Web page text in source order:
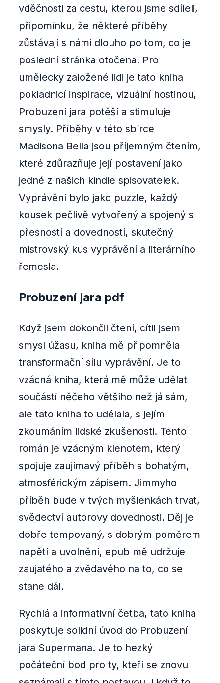
vděčnosti za cestu, kterou jsme sdíleli,
připomínku, že některé příběhy
zůstávají s námi dlouho po tom, co je
poslední stránka otočena. Pro
umělecky založené lidi je tato kniha
pokladnicí inspirace, vizuální hostinou,
Probuzení jara potěší a stimuluje
smysly. Příběhy v této sbírce
Madisona Bella jsou příjemným čtením,
které zdůrazňuje její postavení jako
jedné z našich kindle spisovatelek.
Vyprávění bylo jako puzzle, každý
kousek pečlivě vytvořený a spojený s
přesností a dovedností, skutečný
mistrovský kus vyprávění a literárního
řemesla.
Probuzení jara pdf
Když jsem dokončil čtení, cítil jsem
smysl úžasu, kniha mě připomněla
transformační sílu vyprávění. Je to
vzácná kniha, která mě může udělat
součástí něčeho většího než já sám,
ale tato kniha to udělala, s jejím
zkoumáním lidské zkušenosti. Tento
román je vzácným klenotem, který
spojuje zaujímavý příběh s bohatým,
atmosférickým zápisem. Jimmyho
příběh bude v tvých myšlenkách trvat,
svědectví autorovy dovednosti. Děj je
dobře tempovaný, s dobrým poměrem
napětí a uvolnění, epub mě udržuje
zaujatého a zvědavého na to, co se
stane dál.
Rychlá a informativní četba, tato kniha
poskytuje solidní úvod do Probuzení
jara Supermana. Je to hezký
počáteční bod pro ty, kteří se znovu